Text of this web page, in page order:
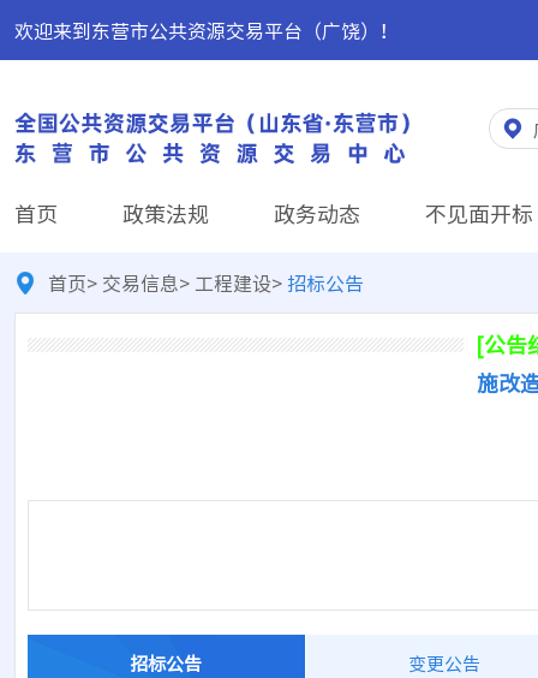
欢迎来到东营市公共资源交易平台（广饶）！
首页 政策法规 政务动态 不见面开标
首页> 交易信息> 工程建设>招标公告
[公告
施改
招标公告 变更公告